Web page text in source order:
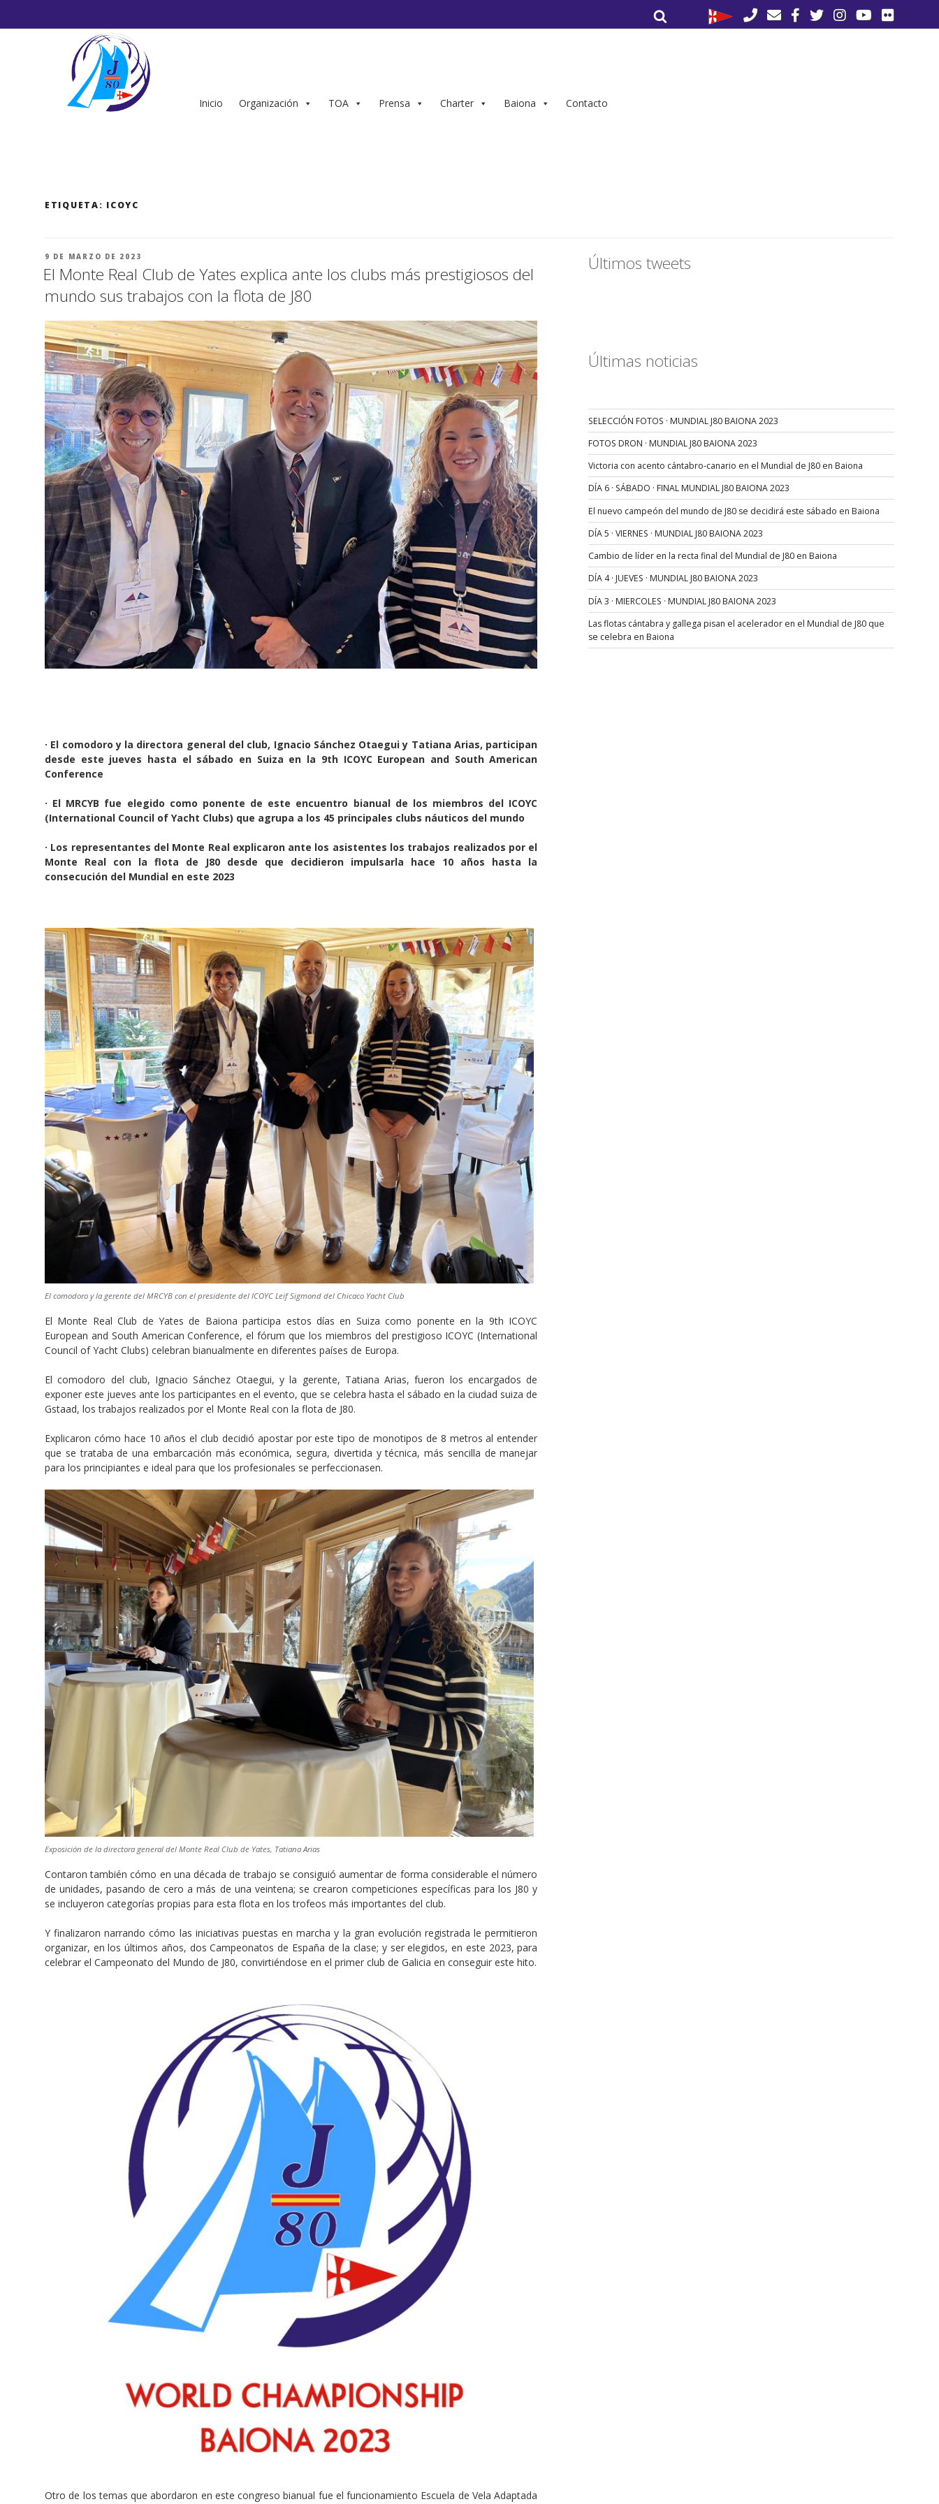
por:
Inicio Organización TOA Prensa Charter Baiona Contacto
ETIQUETA: ICOYC
PUBLICADO
9 DE MARZO DE 2023
El Monte Real Club de Yates explica ante los clubs más prestigiosos del
mundo sus trabajos con la flota de J80
· El comodoro y la directora general del club, Ignacio Sánchez Otaegui y Tatiana Arias, participan
desde este jueves hasta el sábado en Suiza en la 9th ICOYC European and South American
Conference
· El MRCYB fue elegido como ponente de este encuentro bianual de los miembros del ICOYC
(International Council of Yacht Clubs) que agrupa a los 45 principales clubs náuticos del mundo
· Los representantes del Monte Real explicaron ante los asistentes los trabajos realizados por el
Monte Real con la flota de J80 desde que decidieron impulsarla hace 10 años hasta la
consecución del Mundial en este 2023
El comodoro y la gerente del MRCYB con el presidente del ICOYC Leif Sigmond del Chicaco Yacht Club
El Monte Real Club de Yates de Baiona participa estos días en Suiza como ponente en la 9th ICOYC
European and South American Conference, el fórum que los miembros del prestigioso ICOYC (International
Council of Yacht Clubs) celebran bianualmente en diferentes países de Europa.
El comodoro del club, Ignacio Sánchez Otaegui, y la gerente, Tatiana Arias, fueron los encargados de
exponer este jueves ante los participantes en el evento, que se celebra hasta el sábado en la ciudad suiza de
Gstaad, los trabajos realizados por el Monte Real con la flota de J80.
Explicaron cómo hace 10 años el club decidió apostar por este tipo de monotipos de 8 metros al entender
que se trataba de una embarcación más económica, segura, divertida y técnica, más sencilla de manejar
para los principiantes e ideal para que los profesionales se perfeccionasen.
Exposición de la directora general del Monte Real Club de Yates, Tatiana Arias
Contaron también cómo en una década de trabajo se consiguió aumentar de forma considerable el número
de unidades, pasando de cero a más de una veintena; se crearon competiciones específicas para los J80 y
se incluyeron categorías propias para esta flota en los trofeos más importantes del club.
Y finalizaron narrando cómo las iniciativas puestas en marcha y la gran evolución registrada le permitieron
organizar, en los últimos años, dos Campeonatos de España de la clase; y ser elegidos, en este 2023, para
celebrar el Campeonato del Mundo de J80, convirtiéndose en el primer club de Galicia en conseguir este hito.
Otro de los temas que abordaron en este congreso bianual fue el funcionamiento Escuela de Vela Adaptada
Últimos tweets
Últimas noticias
SELECCIÓN FOTOS · MUNDIAL J80 BAIONA 2023
FOTOS DRON · MUNDIAL J80 BAIONA 2023
Victoria con acento cántabro-canario en el Mundial de J80 en Baiona
DÍA 6 · SÁBADO · FINAL MUNDIAL J80 BAIONA 2023
El nuevo campeón del mundo de J80 se decidirá este sábado en Baiona
DÍA 5 · VIERNES · MUNDIAL J80 BAIONA 2023
Cambio de líder en la recta final del Mundial de J80 en Baiona
DÍA 4 · JUEVES · MUNDIAL J80 BAIONA 2023
DÍA 3 · MIERCOLES · MUNDIAL J80 BAIONA 2023
Las flotas cántabra y gallega pisan el acelerador en el Mundial de J80 que
se celebra en Baiona